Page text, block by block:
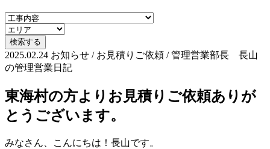
2025.02.24 お知らせ / お見積りご依頼 / 管理営業部長 長山
の管理営業日記
東海村の方よりお見積りご依頼ありが
とうございます。
みなさん、こんにちは！長山です。